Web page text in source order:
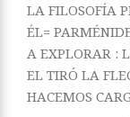
LA FILOSOFÍA
ÉL=
A EXPLORAR :
EL TIRÓ LA
HACEMOS